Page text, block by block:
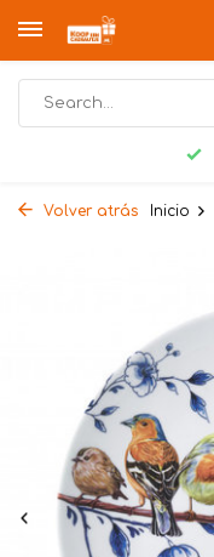
Volver atrás Inicio